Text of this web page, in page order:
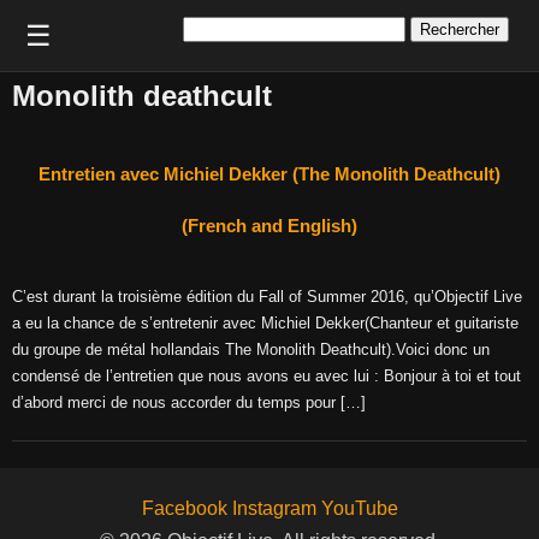
☰
Monolith deathcult
Entretien avec Michiel Dekker (The Monolith Deathcult)
(French and English)
C’est durant la troisième édition du Fall of Summer 2016, qu’Objectif Live
a eu la chance de s’entretenir avec Michiel Dekker(Chanteur et guitariste
du groupe de métal hollandais The Monolith Deathcult).Voici donc un
condensé de l’entretien que nous avons eu avec lui : Bonjour à toi et tout
d’abord merci de nous accorder du temps pour […]
Facebook Instagram YouTube